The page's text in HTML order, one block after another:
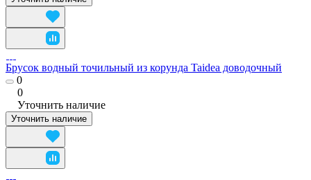
Брусок водный точильный из корунда Taidea доводочный
0
0
Уточнить наличие
Уточнить наличие